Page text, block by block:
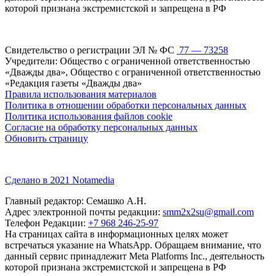
которой признана экстремистской и запрещена в РФ
Свидетельство о регистрации ЭЛ № ФС 77 — 73258
Учредители: Общество с ограниченной ответственностью
«Дважды два», Общество с ограниченной ответственностью
«Редакция газеты «Дважды два»
Правила использования материалов
Политика в отношении обработки персональных данных
Политика использования файлов cookie
Согласие на обработку персональных данных
Обновить страницу
Сделано в 2021 Notamedia
Главный редактор: Семашко А.Н.
Адрес электронной почты редакции: smm2x2su@gmail.com
Телефон Редакции: +7 968 246-25-97
На страницах сайта в информационных целях может
встречаться указание на WhatsApp. Обращаем внимание, что
данный сервис принадлежит Meta Platforms Inc., деятельность
которой признана экстремистской и запрещена в РФ